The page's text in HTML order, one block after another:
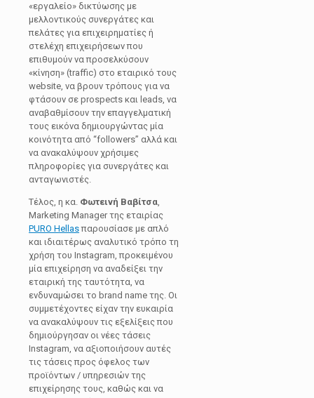
«εργαλείο» δικτύωσης με
μελλοντικούς συνεργάτες και
πελάτες για επιχειρηματίες ή
στελέχη επιχειρήσεων που
επιθυμούν να προσελκύσουν
«κίνηση» (traffic) στο εταιρικό τους
website, να βρουν τρόπους για να
φτάσουν σε prospects και leads, να
αναβαθμίσουν την επαγγελματική
τους εικόνα δημιουργώντας μία
κοινότητα από “followers” αλλά και
να ανακαλύψουν χρήσιμες
πληροφορίες για συνεργάτες και
ανταγωνιστές.
Τέλος, η κα. Φωτεινή Βαβίτσα,
Marketing Manager της εταιρίας
PURO Hellasπαρουσίασε με απλό
και ιδιαιτέρως αναλυτικό τρόπο τη
χρήση του Instagram, προκειμένου
μία επιχείρηση να αναδείξει την
εταιρική της ταυτότητα, να
ενδυναμώσει το brand name της. Οι
συμμετέχοντες είχαν την ευκαιρία
να ανακαλύψουν τις εξελίξεις που
δημιούργησαν οι νέες τάσεις
Instagram, να αξιοποιήσουν αυτές
τις τάσεις προς όφελος των
προϊόντων / υπηρεσιών της
επιχείρησης τους, καθώς και να